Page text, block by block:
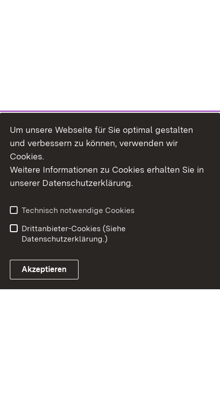
Erklärung zur
Benutzungshinweise
Um unsere Webseite für Sie optimal gestalten
und verbessern zu können, verwenden wir
Cookies.
Weitere Informationen zu Cookies erhalten Sie in
unserer Datenschutzerklärung.
Technisch notwendige Cookies
Drittanbieter-Cookies (Siehe
Datenschutzerklärung.)
Akzeptieren